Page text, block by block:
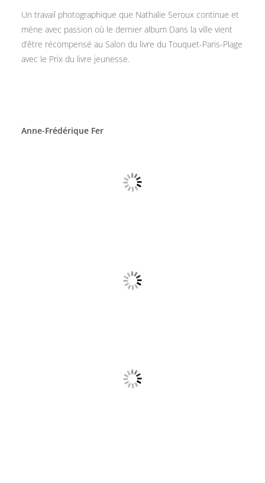
Un travail photographique que Nathalie Seroux continue et
mène avec passion où le dernier album Dans la ville vient
d’être récompensé au Salon du livre du Touquet-Paris-Plage
avec le Prix du livre jeunesse.
Anne-Frédérique Fer